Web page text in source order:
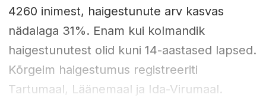
4260 inimest, haigestunute arv kasvas
nädalaga 31%. Enam kui kolmandik
haigestunutest olid kuni 14-aastased lapsed.
Kõrgeim haigestumus registreeriti
Tartumaal, Läänemaal ja Ida-Virumaal.